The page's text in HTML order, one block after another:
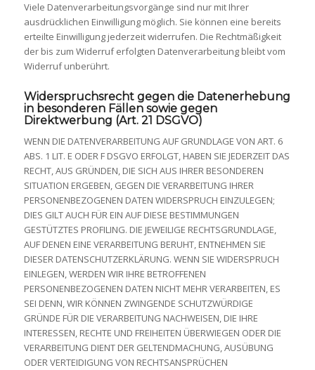
Viele Datenverarbeitungsvorgänge sind nur mit Ihrer
ausdrücklichen Einwilligung möglich. Sie können eine bereits
erteilte Einwilligung jederzeit widerrufen. Die Rechtmäßigkeit
der bis zum Widerruf erfolgten Datenverarbeitung bleibt vom
Widerruf unberührt.
Widerspruchsrecht gegen die Datenerhebung
in besonderen Fällen sowie gegen
Direktwerbung (Art. 21 DSGVO)
WENN DIE DATENVERARBEITUNG AUF GRUNDLAGE VON ART. 6
ABS. 1 LIT. E ODER F DSGVO ERFOLGT, HABEN SIE JEDERZEIT DAS
RECHT, AUS GRÜNDEN, DIE SICH AUS IHRER BESONDEREN
SITUATION ERGEBEN, GEGEN DIE VERARBEITUNG IHRER
PERSONENBEZOGENEN DATEN WIDERSPRUCH EINZULEGEN;
DIES GILT AUCH FÜR EIN AUF DIESE BESTIMMUNGEN
GESTÜTZTES PROFILING. DIE JEWEILIGE RECHTSGRUNDLAGE,
AUF DENEN EINE VERARBEITUNG BERUHT, ENTNEHMEN SIE
DIESER DATENSCHUTZERKLÄRUNG. WENN SIE WIDERSPRUCH
EINLEGEN, WERDEN WIR IHRE BETROFFENEN
PERSONENBEZOGENEN DATEN NICHT MEHR VERARBEITEN, ES
SEI DENN, WIR KÖNNEN ZWINGENDE SCHUTZWÜRDIGE
GRÜNDE FÜR DIE VERARBEITUNG NACHWEISEN, DIE IHRE
INTERESSEN, RECHTE UND FREIHEITEN ÜBERWIEGEN ODER DIE
VERARBEITUNG DIENT DER GELTENDMACHUNG, AUSÜBUNG
ODER VERTEIDIGUNG VON RECHTSANSPRÜCHEN